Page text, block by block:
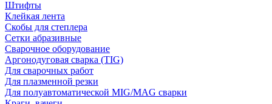
Штифты
Клейкая лента
Скобы для степлера
Сетки абразивные
Сварочное оборудование
Аргонодуговая сварка (TIG)
Для сварочных работ
Для плазменной резки
Для полуавтоматической MIG/MAG сварки